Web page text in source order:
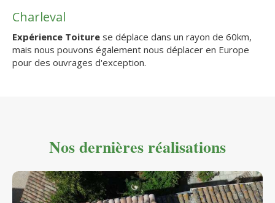
Charleval
Expérience Toiture se déplace dans un rayon de 60km,
mais nous pouvons également nous déplacer en Europe
pour des ouvrages d'exception.
Nos dernières réalisations